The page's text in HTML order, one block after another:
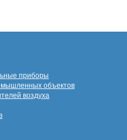
приборы
объектов
воздуха